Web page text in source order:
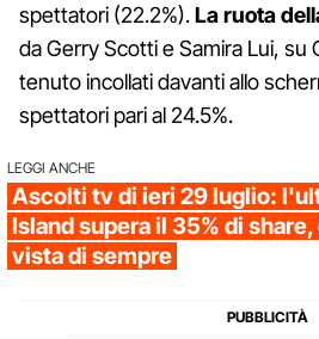
spettatori (22.2%).La ruota
da Gerry Scotti e Samira Lui, su
tenuto incollati davanti allo
spettatori pari al 24.5%.
LEGGI ANCHE
Ascolti tv di ieri 29 luglio:
Island supera il 35% di share,
vista di sempre